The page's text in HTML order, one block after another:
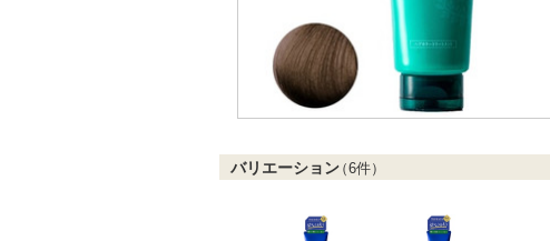
バリエーション（6件）